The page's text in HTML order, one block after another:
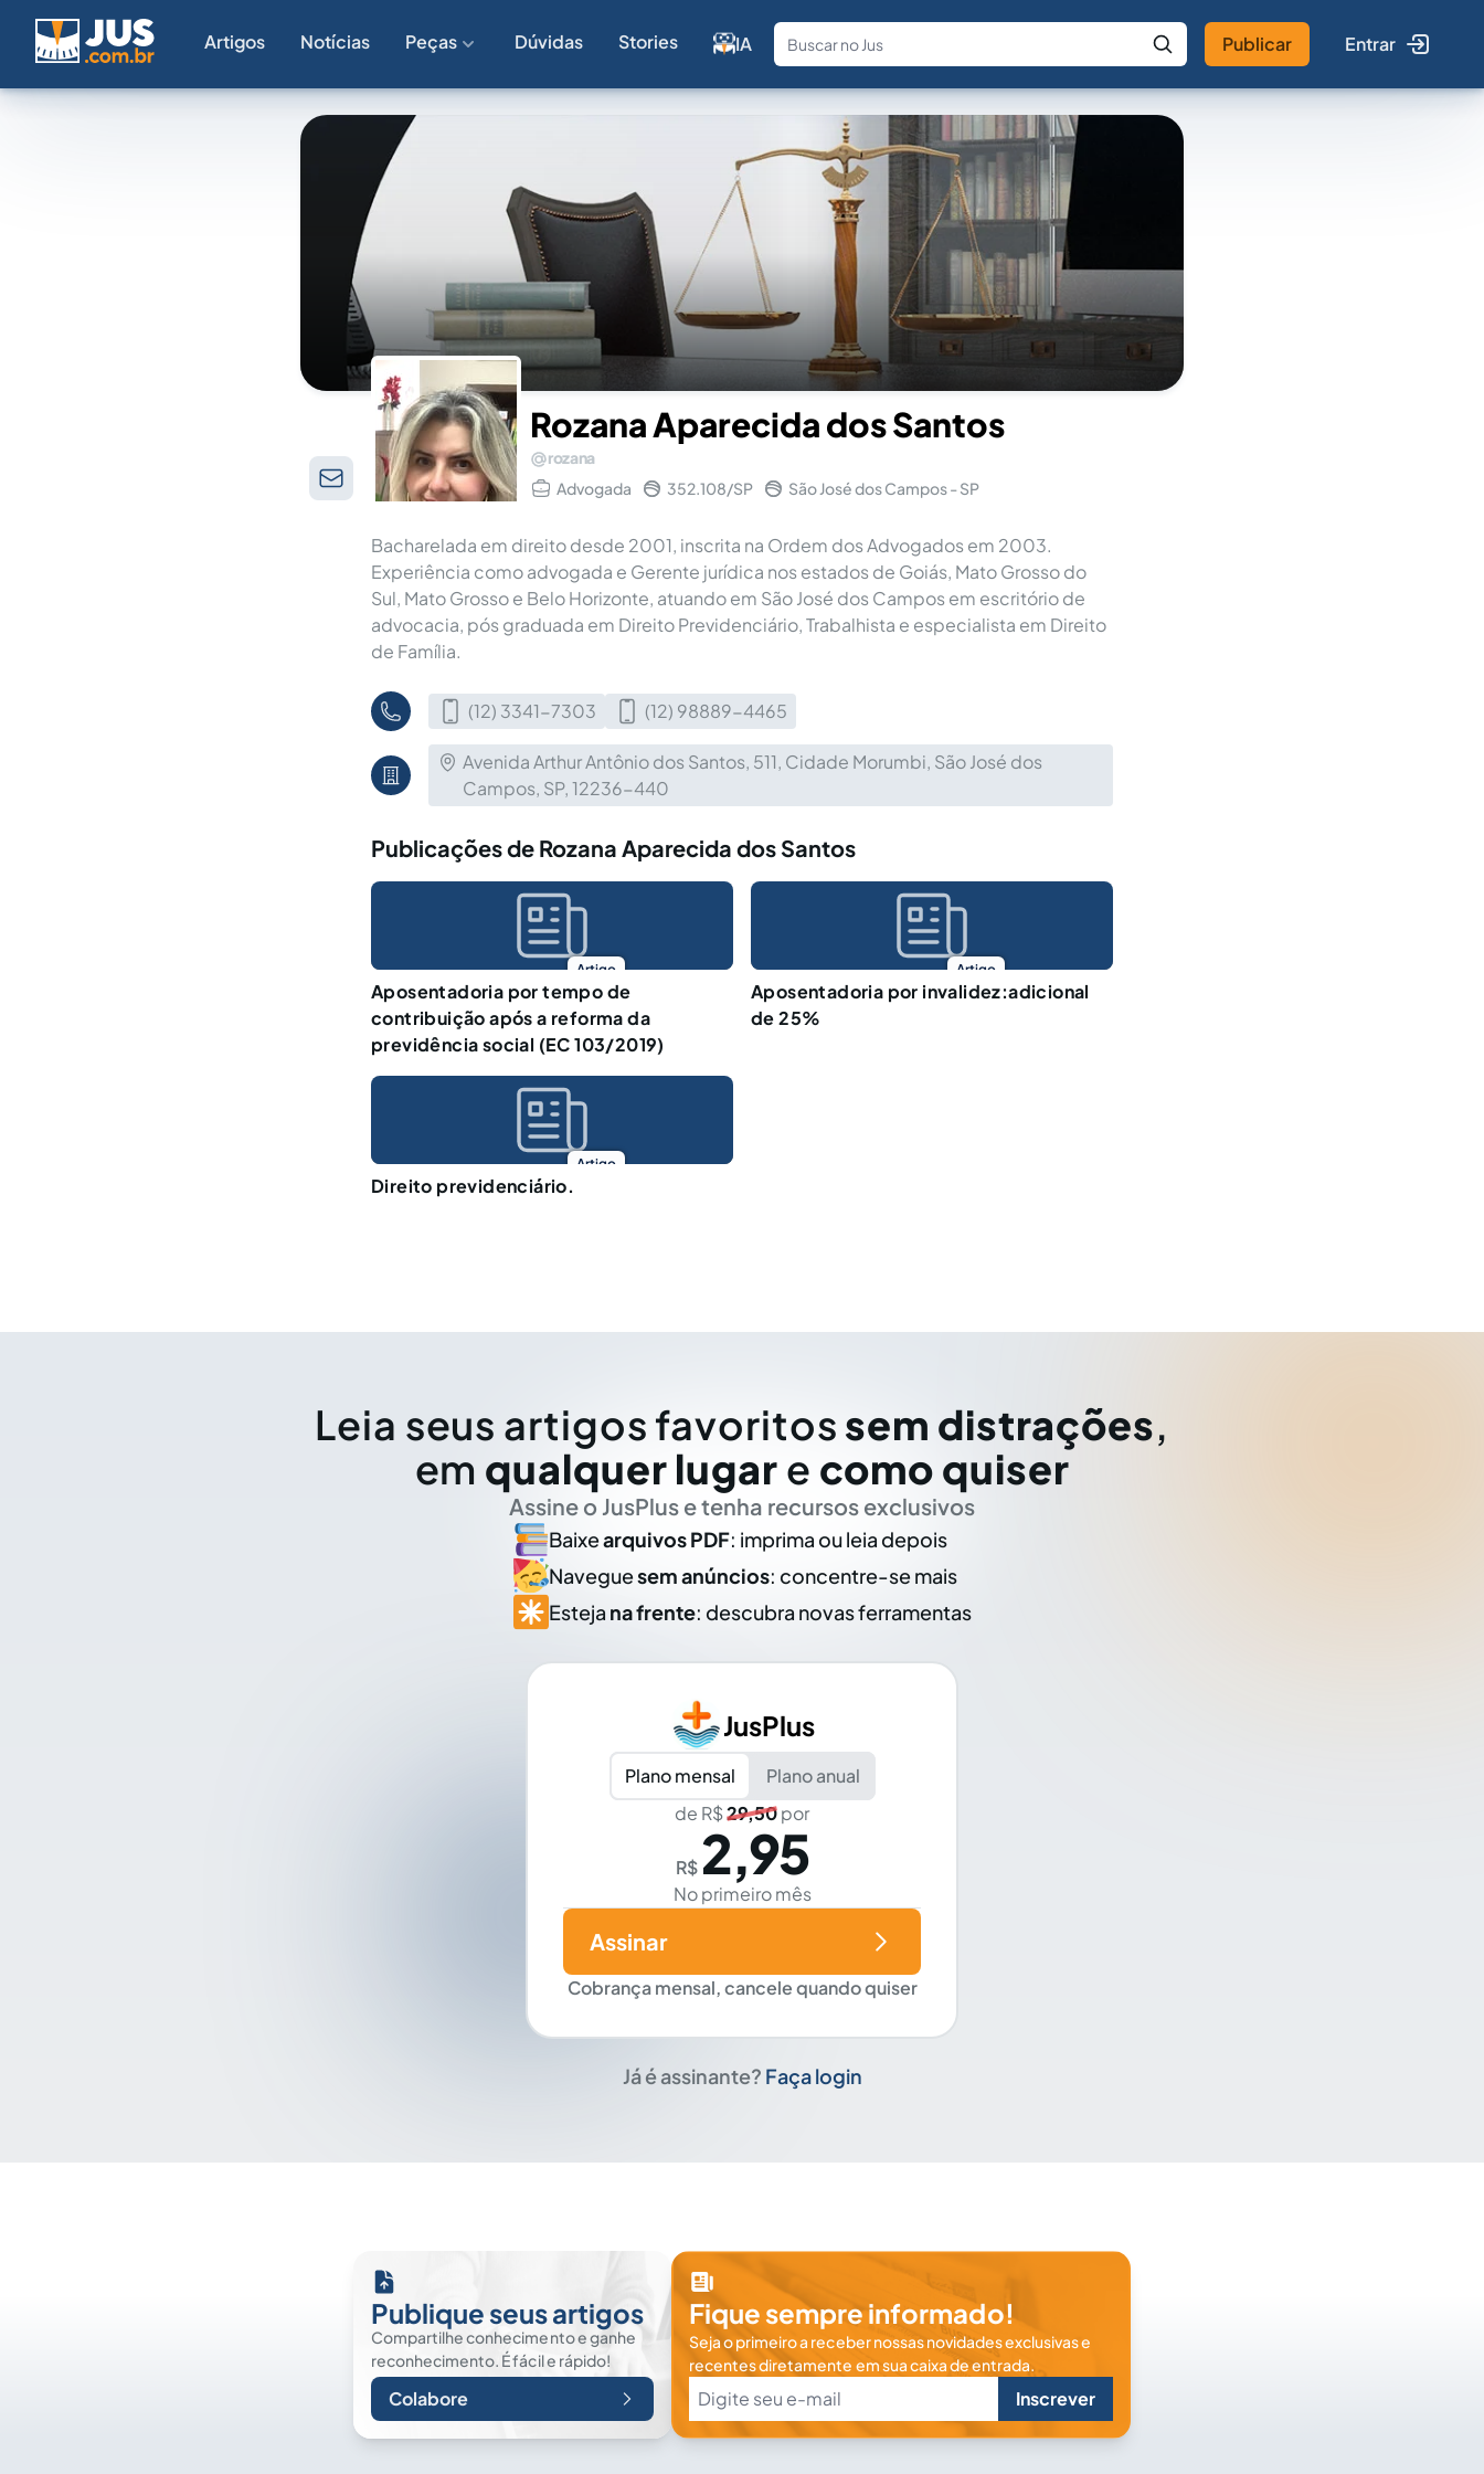
Artigos Notícias Peças Dúvidas Stories IA
Fale com a IA Buscar no Jus
Publicar Entrar
Rozana Aparecida dos Santos
rozana
Advogada
352.108/SP São José dos Campos - SP
Bacharelada em direito desde 2001, inscrita na Ordem dos Advogados em 2003.
Experiência como advogada e Gerente jurídica nos estados de Goiás, Mato Grosso do
Sul, Mato Grosso e Belo Horizonte, atuando em São José dos Campos em escritório de
advocacia, pós graduada em Direito Previdenciário, Trabalhista e especialista em Direito
de Família.
(12) 3341-7303 (12) 98889-4465
Avenida Arthur Antônio dos Santos, 511, Cidade Morumbi, São José dos
Campos, SP, 12236-440
Publicações de Rozana Aparecida dos Santos
Artigo
Aposentadoria por tempo de
contribuição após a reforma da
previdência social (EC 103/2019)
Artigo
Aposentadoria por invalidez:adicional
de 25%
Artigo
Direito previdenciário.
Leia seus artigos favoritos sem distrações,
em qualquer lugar e como quiser
Assine o JusPlus e tenha recursos exclusivos
Baixearquivos PDF: imprima ou leia depois
Naveguesem anúncios: concentre-se mais
Esteja na frente: descubra novas ferramentas
JusPlus
Plano mensal
Plano anual
de R$29,50por
R$ 2,95
No primeiro mês
Cobrança mensal, cancele quando quiser
Assinar
Já é assinante? Faça login
Publique seus artigos
Compartilhe conhecimento e ganhe
reconhecimento. É fácil e rápido!
Colabore
Fique sempre informado!
Seja o primeiro a receber nossas novidades exclusivas e
recentes diretamente em sua caixa de entrada.
Inscrever